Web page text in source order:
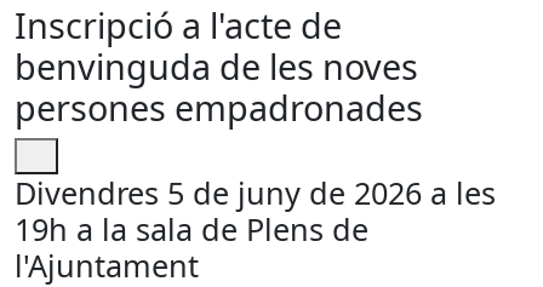
Inscripció a l'acte de
benvinguda de les noves
persones empadronades
Divendres 5 de juny de 2026 a les
19h a la sala de Plens de
l'Ajuntament